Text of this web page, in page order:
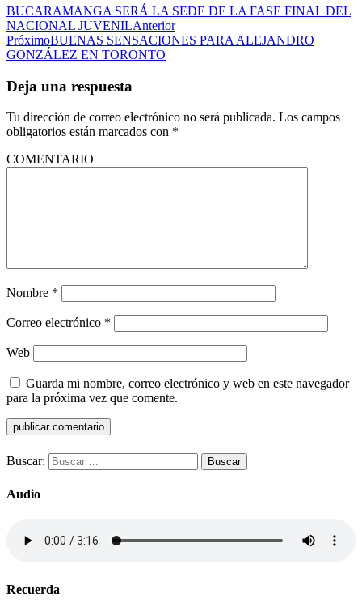
BUCARAMANGA SERÁ LA SEDE DE LA FASE FINAL DEL
NACIONAL JUVENILAnterior
PróximoBUENAS SENSACIONES PARA ALEJANDRO
GONZÁLEZ EN TORONTO
Deja una respuesta
Tu dirección de correo electrónico no será publicada. Los campos
obligatorios están marcados con *
COMENTARIO
Nombre *
Correo electrónico *
Web
Guarda mi nombre, correo electrónico y web en este navegador
para la próxima vez que comente.
Buscar:
Audio
Recuerda